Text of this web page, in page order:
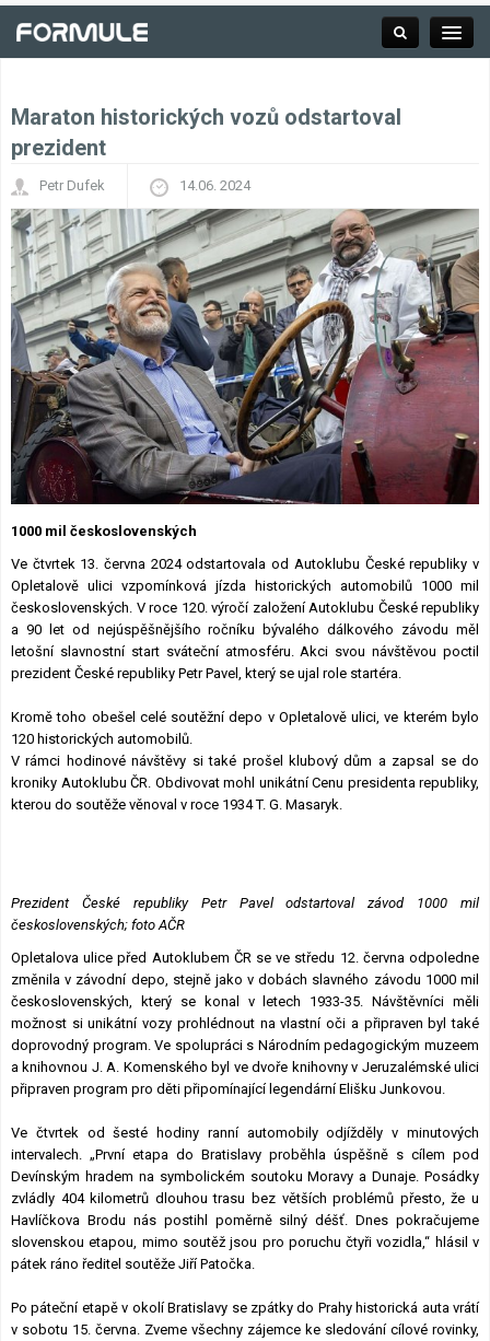
Závodní série
Kalendář F1
Výsledky F1
Týmy a jezdci F1
Okruhy F1
Maraton historických vozů odstartoval
prezident
Petr Dufek 14.06. 2024
1000 mil československých
Ve čtvrtek 13. června 2024 odstartovala od Autoklubu České republiky v
Opletalově ulici vzpomínková jízda historických automobilů 1000 mil
československých. V roce 120. výročí založení Autoklubu České republiky
a 90 let od nejúspěšnějšího ročníku bývalého dálkového závodu měl
letošní slavnostní start sváteční atmosféru. Akci svou návštěvou poctil
prezident České republiky Petr Pavel, který se ujal role startéra.
Kromě toho obešel celé soutěžní depo v Opletalově ulici, ve kterém bylo
120 historických automobilů.
V rámci hodinové návštěvy si také prošel klubový dům a zapsal se do
kroniky Autoklubu ČR. Obdivovat mohl unikátní Cenu presidenta republiky,
kterou do soutěže věnoval v roce 1934 T. G. Masaryk.
Prezident České republiky Petr Pavel odstartoval závod 1000 mil
československých; foto AČR
Opletalova ulice před Autoklubem ČR se ve středu 12. června odpoledne
změnila v závodní depo, stejně jako v dobách slavného závodu 1000 mil
československých, který se konal v letech 1933-35. Návštěvníci měli
možnost si unikátní vozy prohlédnout na vlastní oči a připraven byl také
doprovodný program. Ve spolupráci s Národním pedagogickým muzeem
a knihovnou J. A. Komenského byl ve dvoře knihovny v Jeruzalémské ulici
připraven program pro děti připomínající legendární Elišku Junkovou.
Ve čtvrtek od šesté hodiny ranní automobily odjížděly v minutových
intervalech. „První etapa do Bratislavy proběhla úspěšně s cílem pod
Devínským hradem na symbolickém soutoku Moravy a Dunaje. Posádky
zvládly 404 kilometrů dlouhou trasu bez větších problémů přesto, že u
Havlíčkova Brodu nás postihl poměrně silný déšť. Dnes pokračujeme
slovenskou etapou, mimo soutěž jsou pro poruchu čtyři vozidla,“ hlásil v
pátek ráno ředitel soutěže Jiří Patočka.
Po páteční etapě v okolí Bratislavy se zpátky do Prahy historická auta vrátí
v sobotu 15. června. Zveme všechny zájemce ke sledování cílové rovinky,